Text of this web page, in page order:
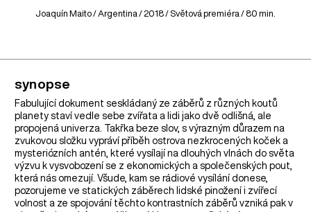
Joaquín Maito /Argentina / 2018 / Světová premiéra / 80 min.
synopse
Fabulující dokument seskládaný ze záběrů z různých koutů
planety staví vedle sebe zvířata a lidi jako dvě odlišná, ale
propojená univerza. Takřka beze slov, s výrazným důrazem na
zvukovou složku vypráví příběh ostrova nezkrocených koček a
mysteriózních antén, které vysílají na dlouhých vlnách do světa
výzvu k vysvobození se z ekonomických a společenských pout,
která nás omezují. Všude, kam se rádiové vysílání donese,
pozorujeme ve statických záběrech lidské pinožení i zvířecí
volnost a ze spojování těchto kontrastních záběrů vzniká pak v